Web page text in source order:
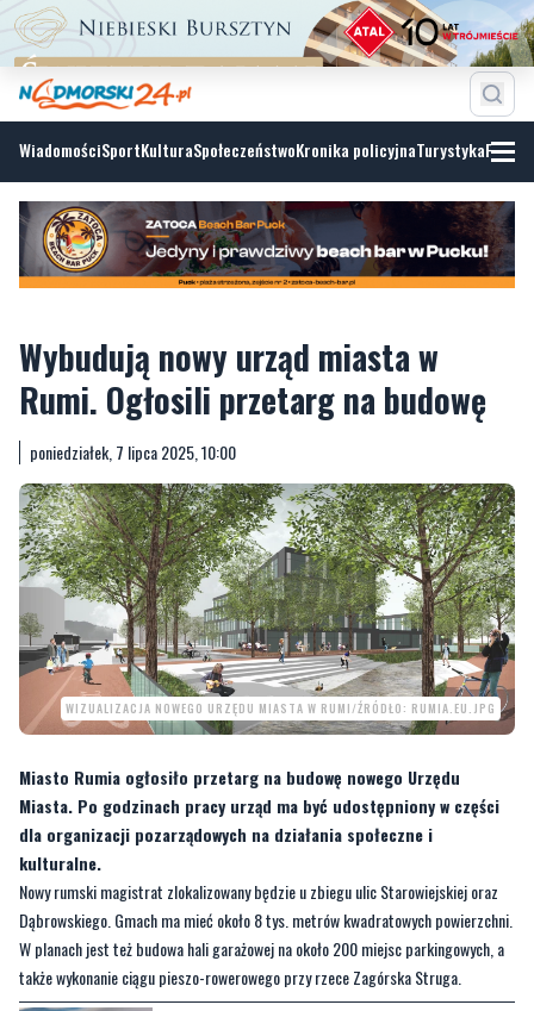
WiadomościSportKulturaSpołeczeństwoKronika policyjnaTurystyka
Wybudują nowy urząd miasta w
poniedziałek, 7 lipca 2025, 10:00
WIZUALIZACJA NOWEGO URZĘDU MIASTA W RUMI/ŹRÓDŁO: RUMIA.EU.JPG
Miasto Rumia ogłosiło przetarg na budowę nowego Urzędu
Miasta. Po godzinach pracy urząd ma być udostępniony w części
kulturalne.
Nowy rumski magistrat zlokalizowany będzie u zbiegu ulic Starowiejskiej oraz
Dąbrowskiego. Gmach ma mieć około 8 tys. metrów kwadratowych powierzchni.
W planach jest też budowa hali garażowej na około 200 miejsc parkingowych, a
także wykonanie ciągu pieszo-rowerowego przy rzece Zagórska Struga.
CZYTAJ TEŻ:
Rumia aspiruje do zostania miastem
na prawach powiatu. Burmistrz: "Gorąco w to
wierzę"